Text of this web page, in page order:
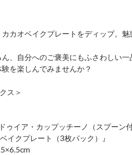
カオベイクプレートをディップ。魅
、自分へのご褒美にもふさわしい
を楽しんでみませんか？
ス＞
ゥイア・カップッチーノ（スプーン付
イクプレート（3枚パック）』